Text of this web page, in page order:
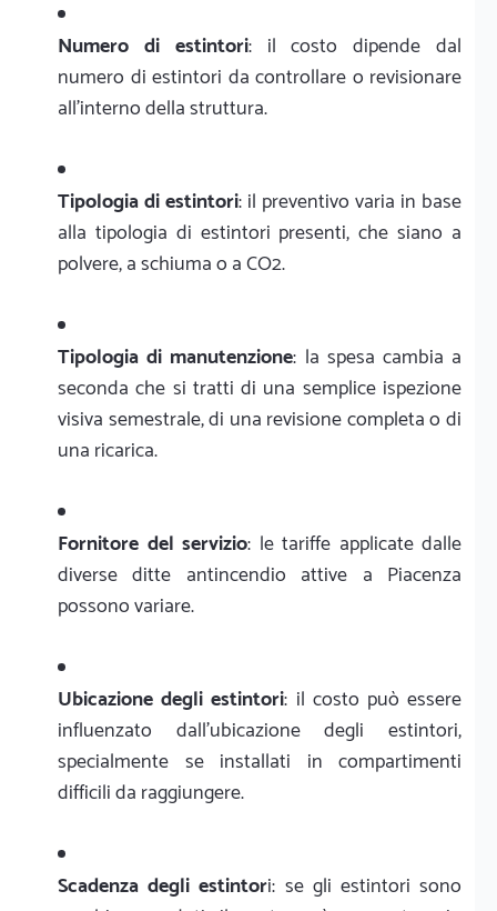
Numero di estintori: il costo dipende dal
numero di estintori da controllare o revisionare
all'interno della struttura.
Tipologia di estintori: il preventivo varia in base
alla tipologia di estintori presenti, che siano a
polvere, a schiuma o a CO2.
Tipologia di manutenzione: la spesa cambia a
seconda che si tratti di una semplice ispezione
visiva semestrale, di una revisione completa o di
una ricarica.
Fornitore del servizio: le tariffe applicate dalle
diverse ditte antincendio attive a Piacenza
possono variare.
Ubicazione degli estintori: il costo può essere
influenzato dall'ubicazione degli estintori,
specialmente se installati in compartimenti
difficili da raggiungere.
Scadenza degli estintori: se gli estintori sono